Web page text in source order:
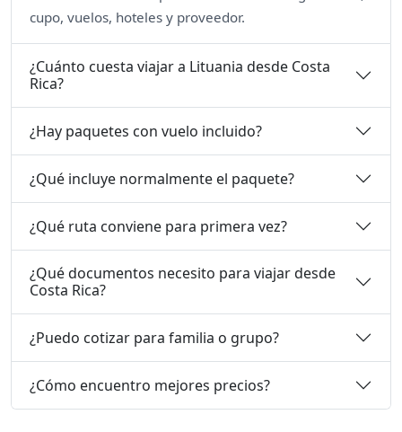
cupo, vuelos, hoteles y proveedor.
¿Cuánto cuesta viajar a Lituania desde Costa
Rica?
¿Hay paquetes con vuelo incluido?
¿Qué incluye normalmente el paquete?
¿Qué ruta conviene para primera vez?
¿Qué documentos necesito para viajar desde
Costa Rica?
¿Puedo cotizar para familia o grupo?
¿Cómo encuentro mejores precios?